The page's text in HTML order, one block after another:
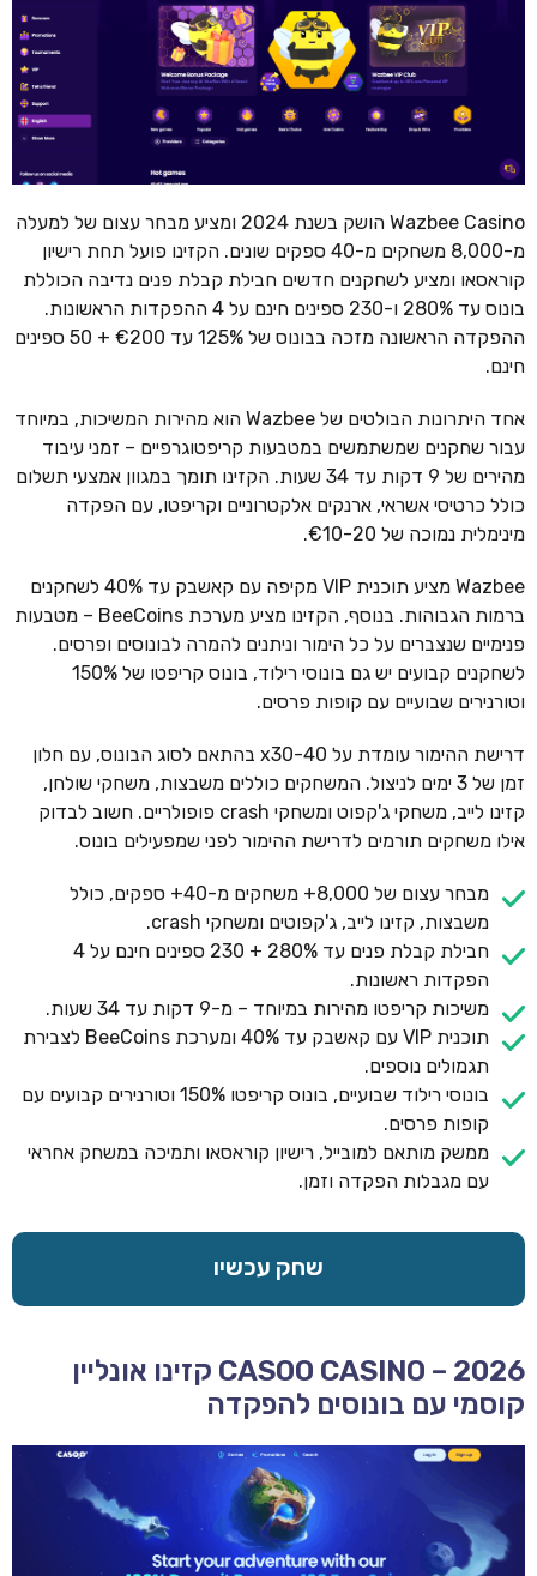
Wazbee Casino הושק בשנת 2024 ומציע מבחר עצום של למעלה
מ-8,000 משחקים מ-40 ספקים שונים. הקזינו פועל תחת רישיון
קוראסאו ומציע לשחקנים חדשים חבילת קבלת פנים נדיבה הכוללת
בונוס עד 280% ו-230 ספינים חינם על 4 ההפקדות הראשונות.
ההפקדה הראשונה מזכה בבונוס של 125% עד €200 + 50 ספינים
חינם.
אחד היתרונות הבולטים של Wazbee הוא מהירות המשיכות, במיוחד
עבור שחקנים שמשתמשים במטבעות קריפטוגרפיים – זמני עיבוד
מהירים של 9 דקות עד 34 שעות. הקזינו תומך במגוון אמצעי תשלום
כולל כרטיסי אשראי, ארנקים אלקטרוניים וקריפטו, עם הפקדה
מינימלית נמוכה של €10-20.
Wazbee מציע תוכנית VIP מקיפה עם קאשבק עד 40% לשחקנים
ברמות הגבוהות. בנוסף, הקזינו מציע מערכת BeeCoins – מטבעות
פנימיים שנצברים על כל הימור וניתנים להמרה לבונוסים ופרסים.
לשחקנים קבועים יש גם בונוסי רילוד, בונוס קריפטו של 150%
וטורנירים שבועיים עם קופות פרסים.
דרישת ההימור עומדת על x30-40 בהתאם לסוג הבונוס, עם חלון
זמן של 3 ימים לניצול. המשחקים כוללים משבצות, משחקי שולחן,
קזינו לייב, משחקי ג'קפוט ומשחקי crash פופולריים. חשוב לבדוק
אילו משחקים תורמים לדרישת ההימור לפני שמפעילים בונוס.
מבחר עצום של 8,000+ משחקים מ-40+ ספקים, כולל
משבצות, קזינו לייב, ג'קפוטים ומשחקי crash.
חבילת קבלת פנים עד 280% + 230 ספינים חינם על 4
הפקדות ראשונות.
משיכות קריפטו מהירות במיוחד – מ-9 דקות עד 34 שעות.
תוכנית VIP עם קאשבק עד 40% ומערכת BeeCoins לצבירת
תגמולים נוספים.
בונוסי רילוד שבועיים, בונוס קריפטו 150% וטורנירים קבועים עם
קופות פרסים.
ממשק מותאם למובייל, רישיון קוראסאו ותמיכה במשחק אחראי
עם מגבלות הפקדה וזמן.
שחק עכשיו
CASOO CASINO – 2026 קזינו אונליין
קוסמי עם בונוסים להפקדה